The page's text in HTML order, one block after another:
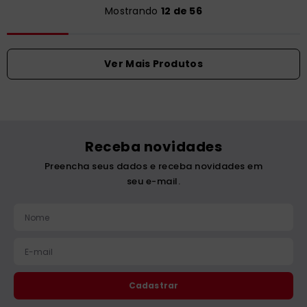
Mostrando 12 de 56
Receba novidades
Preencha seus dados e receba novidades em
seu e-mail.
Cadastrar